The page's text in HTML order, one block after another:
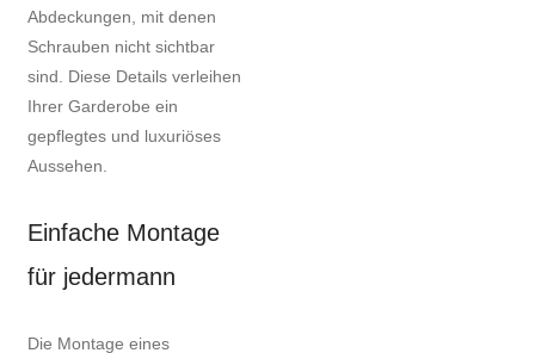
Abdeckungen, mit denen
Schrauben nicht sichtbar
sind. Diese Details verleihen
Ihrer Garderobe ein
gepflegtes und luxuriöses
Aussehen.
Einfache Montage
für jedermann
Die Montage eines